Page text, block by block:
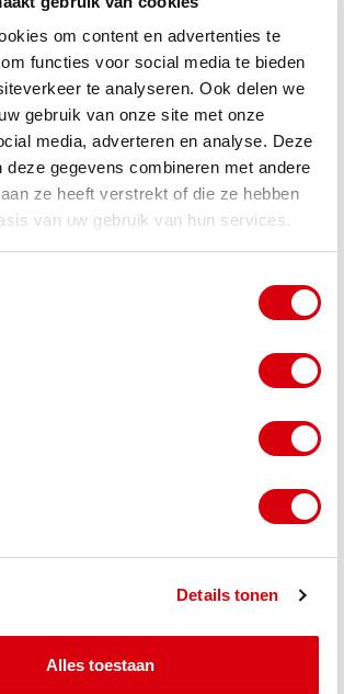
om content en advertenties te
functies voor social media te bieden
te analyseren. Ook delen we
gebruik van onze site met onze
media, adverteren en analyse. Deze
deze gegevens combineren met andere
ze heeft verstrekt of die ze hebben
van uw gebruik van hun services.
Details tonen
Alles toestaan
een constructieve wijze af te
van een procedure om de
van klachten van cliënten vast te
verbetering van bestaande relaties
te trainen in cliëntgericht
bij aanvang dienstverlening
van de overeenkomst van opdracht